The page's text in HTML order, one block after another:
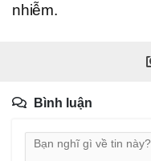
nhiễm.
Bình luận